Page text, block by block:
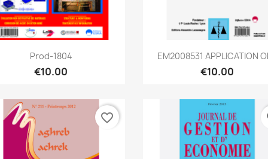
Quick view
Prod-1804
€10.00
Quick view
EM2008531 APPLICATION
€10.00
favorite_border